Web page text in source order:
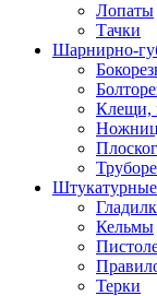
Лопаты
Тачки
Шарнирно-
Клещи,
Кельмы
Терки